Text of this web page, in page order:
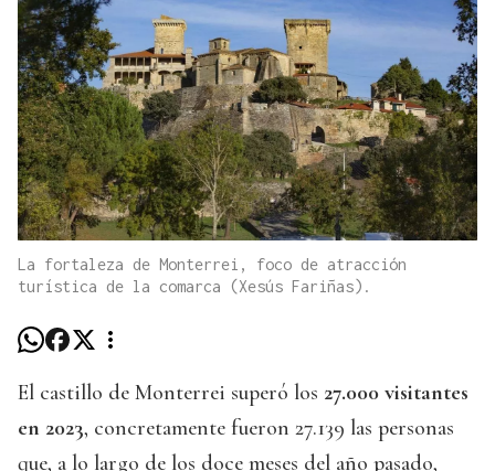
La fortaleza de Monterrei, foco de atracción
turística de la comarca (Xesús Fariñas).
El castillo de Monterrei superó los 27.000 visitantes
en 2023, concretamente fueron 27.139 las personas
que, a lo largo de los doce meses del año pasado,